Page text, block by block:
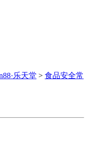
乐天堂 > 食品安全常